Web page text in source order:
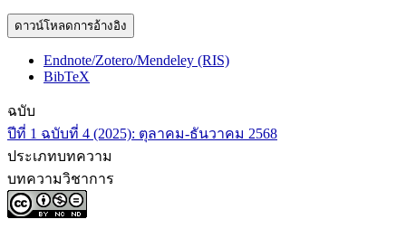
ดาวน์โหลดการอ้างอิง
Endnote/Zotero/Mendeley (RIS)
BibTeX
ฉบับ
ปีที่ 1 ฉบับที่ 4 (2025): ตุลาคม-ธันวาคม 2568
ประเภทบทความ
บทความวิชาการ